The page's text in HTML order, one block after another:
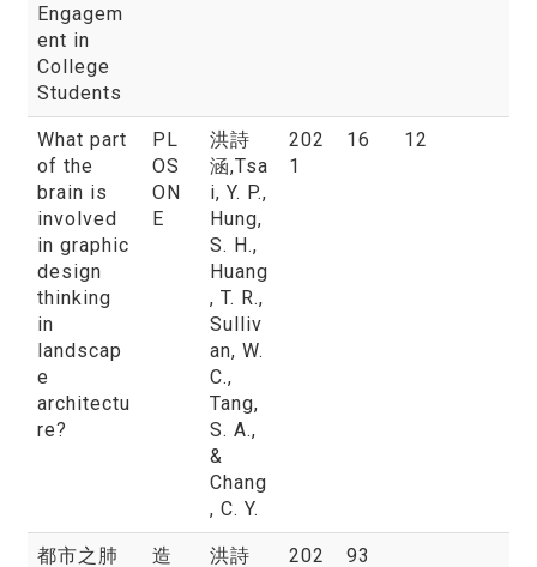
Engagem
ent in
College
Students
What part
of the
brain is
involved
in graphic
design
thinking
in
landscap
e
architectu
re?
PL
OS
ON
E
洪詩
涵,Tsa
i, Y. P.,
Hung,
S. H.,
Huang
, T. R.,
Sulliv
an, W.
C.,
Tang,
S. A.,
&
Chang
, C. Y.
202
1
16 12
都市之肺
造
洪詩
202
93